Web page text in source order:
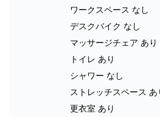
ワークスペース なし
デスクバイク なし
マッサージチェア あり
トイレ あり
シャワー なし
ストレッチスペース あ
更衣室 あり